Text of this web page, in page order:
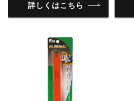
詳しくはこちら